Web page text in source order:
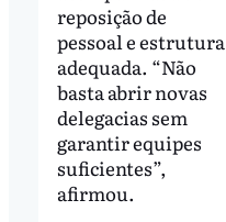
reposição de
pessoal e estrutura
adequada. “Não
basta abrir novas
delegacias sem
garantir equipes
suficientes”,
afirmou.